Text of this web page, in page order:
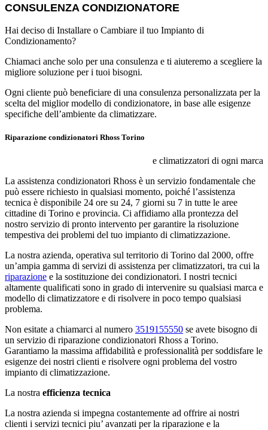
CONSULENZA CONDIZIONATORE
Hai deciso di Installare o Cambiare il tuo Impianto di
Condizionamento?
Chiamaci anche solo per una consulenza e ti aiuteremo a scegliere la
migliore soluzione per i tuoi bisogni.
Ogni cliente può beneficiare di una consulenza personalizzata per la
scelta del miglior modello di condizionatore, in base alle esigenze
specifiche dell’ambiente da climatizzare.
Riparazione condizionatori Rhoss Torino
e climatizzatori di ogni marca
La assistenza condizionatori Rhoss è un servizio fondamentale che
può essere richiesto in qualsiasi momento, poiché l’assistenza
tecnica è disponibile 24 ore su 24, 7 giorni su 7 in tutte le aree
cittadine di Torino e provincia. Ci affidiamo alla prontezza del
nostro servizio di pronto intervento per garantire la risoluzione
tempestiva dei problemi del tuo impianto di climatizzazione.
La nostra azienda, operativa sul territorio di Torino dal 2000, offre
un’ampia gamma di servizi di assistenza per climatizzatori, tra cui la
riparazione e la sostituzione dei condizionatori. I nostri tecnici
altamente qualificati sono in grado di intervenire su qualsiasi marca e
modello di climatizzatore e di risolvere in poco tempo qualsiasi
problema.
Non esitate a chiamarci al numero 3519155550 se avete bisogno di
un servizio di riparazione condizionatori Rhoss a Torino.
Garantiamo la massima affidabilità e professionalità per soddisfare le
esigenze dei nostri clienti e risolvere ogni problema del vostro
impianto di climatizzazione.
La nostra efficienza tecnica
La nostra azienda si impegna costantemente ad offrire ai nostri
clienti i servizi tecnici piu’ avanzati per la riparazione e la